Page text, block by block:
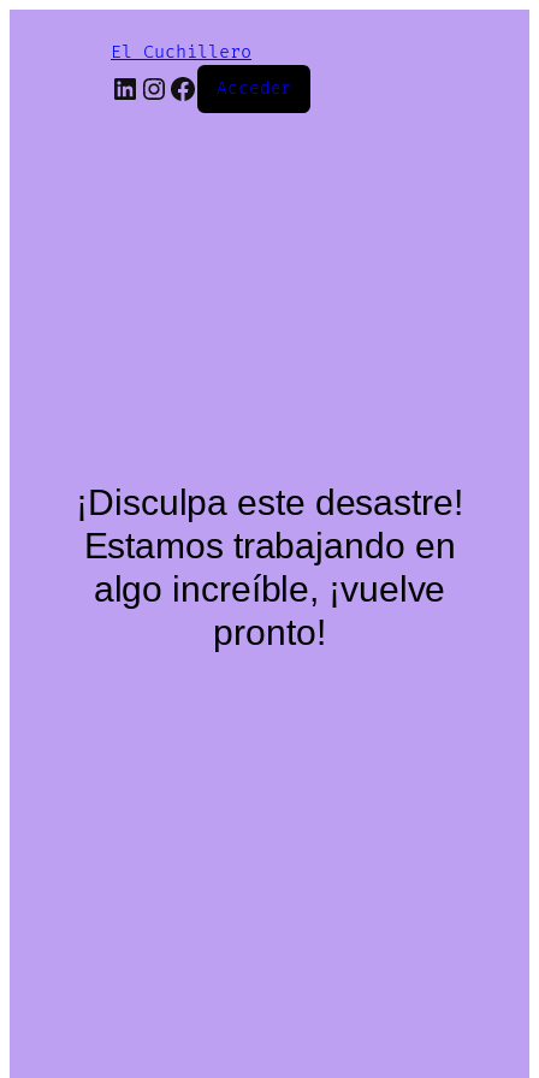
El Cuchillero
LinkedIn
Instagram
Facebook
Acceder
¡Disculpa este desastre!
Estamos trabajando en
algo increíble, ¡vuelve
pronto!